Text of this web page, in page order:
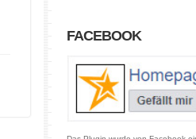
FACEBOOK